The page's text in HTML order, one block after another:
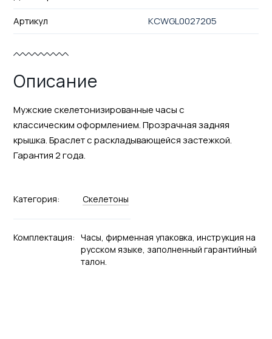
Артикул
KCWGL0027205
Описание
Мужские скелетонизированные часы с
классическим оформлением. Прозрачная задняя
крышка. Браслет с раскладывающейся застежкой.
Гарантия 2 года.
Категория: Скелетоны
Комплектация: Часы, фирменная упаковка, инструкция на
русском языке, заполненный гарантийный
талон.